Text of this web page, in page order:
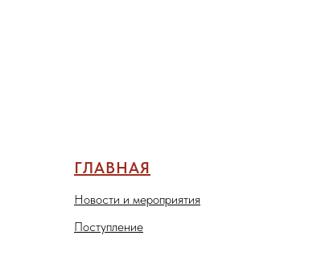
ГЛАВНАЯ
Новости и мероприятия
Поступление